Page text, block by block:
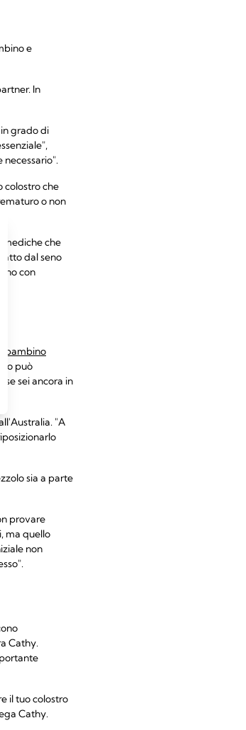
e
In
grado di
colostro che
o non
mediche che
dal seno
con
bambino
può
se sei ancora in
"A
sia a parte
provare
ma quello
non
Cathy.
il tuo colostro
Cathy.